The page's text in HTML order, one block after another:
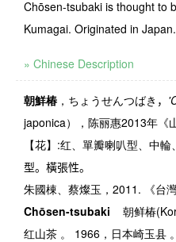
Chōsen-tsubaki is thought to
Kumagai. Originated in Japan.
» Chinese Description
朝鮮椿 ，ちょうせんつばき ，
japonica），陈丽惠2013年《
【花】 :红、單瓣喇叭型、中輪
型。橫張性。
朱國棟、蔡燦玉，2011. 《台
Chōsen-tsubaki
朝鲜椿
红山茶 。
1966 ，日本崎玉县